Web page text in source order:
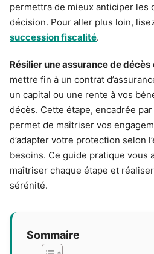
permettra de mieux anticiper les
décision. Pour aller plus loin,
succession fiscalité.
Résilier une assurance de décès
mettre fin à un contrat
un capital ou une rente à vos
décès. Cette étape, encadrée
permet de maîtriser vos
d’adapter votre protection selon
besoins. Ce guide pratique vous
maîtriser chaque étape et
sérénité.
Sommaire